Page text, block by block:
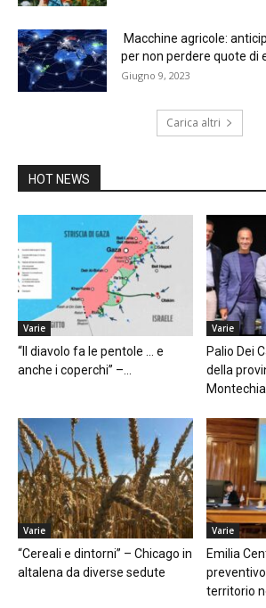
Macchine agricole:
per non perdere quote di
Giugno 9, 2023
Carica altri
HOT NEWS
Varie
“Il diavolo fa le pentole … e
anche i coperchi” –...
Varie
Palio Dei
della
Varie
“Cereali e dintorni” – Chicago in
altalena da diverse sedute
Varie
Emilia
territorio